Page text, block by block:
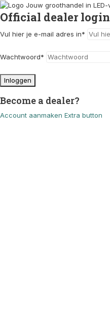
Official dealer login
Vul hier je e-mail adres in*
Wachtwoord*
Inloggen
Become a dealer?
Account aanmaken Extra button